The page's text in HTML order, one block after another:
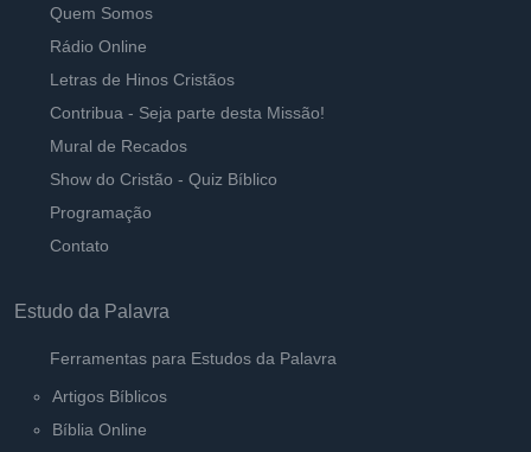
Quem Somos
Rádio Online
Letras de Hinos Cristãos
Contribua - Seja parte desta Missão!
Mural de Recados
Show do Cristão - Quiz Bíblico
Programação
Contato
Estudo da Palavra
Ferramentas para Estudos da Palavra
Artigos Bíblicos
Bíblia Online